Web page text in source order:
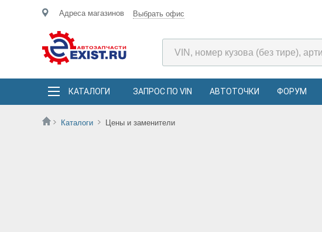
Адреса магазинов Выбрать офис
КАТАЛОГИ ЗАПРОС ПО VIN АВТОТОЧКИ ФОРУМ
Каталоги Цены и заменители